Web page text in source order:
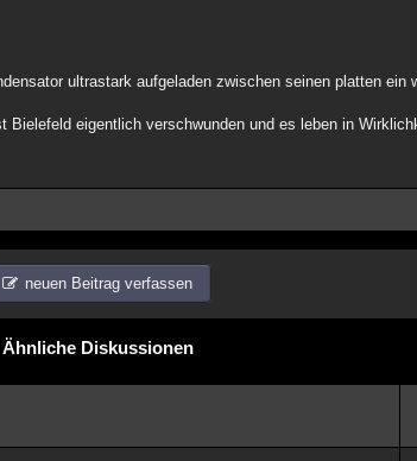
ultrastark aufgeladen zwischen seinen platten ein
eigentlich verschwunden und es leben in
neuen Beitrag verfassen
Ähnliche Diskussionen